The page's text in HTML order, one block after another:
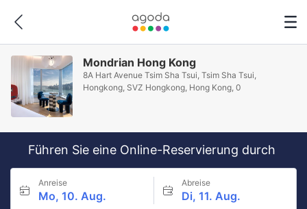
Mondrian Hong Kong
8A Hart Avenue Tsim Sha Tsui, Tsim Sha Tsui,
Hongkong, SVZ Hongkong, Hong Kong, 0
Führen Sie eine Online-Reservierung durch
Anreise
Mo, 10. Aug.
Abreise
Di, 11. Aug.